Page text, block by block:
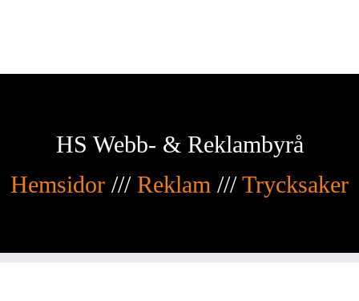
HS Webb- & Reklambyrå
Hemsidor /// Reklam ///Trycksaker